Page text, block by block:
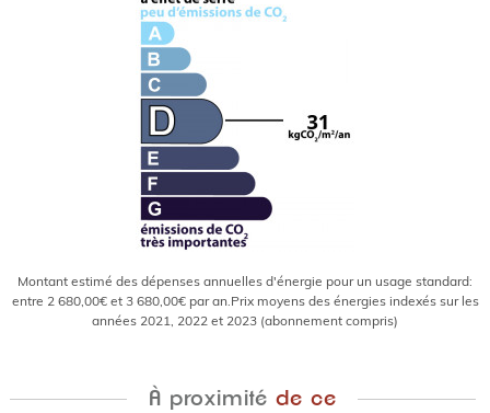
Montant estimé des dépenses annuelles d'énergie pour un usage standard:
entre 2 680,00€ et 3 680,00€ par an.Prix moyens des énergies indexés sur les
années 2021, 2022 et 2023 (abonnement compris)
À proximité de ce